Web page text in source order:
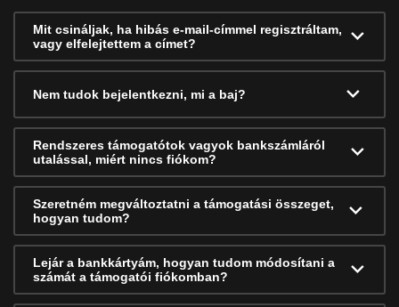
Mit csináljak, ha hibás e-mail-címmel regisztráltam,
vagy elfelejtettem a címet?
Nem tudok bejelentkezni, mi a baj?
Rendszeres támogatótok vagyok bankszámláról
utalással, miért nincs fiókom?
Szeretném megváltoztatni a támogatási összeget,
hogyan tudom?
Lejár a bankkártyám, hogyan tudom módosítani a
számát a támogatói fiókomban?